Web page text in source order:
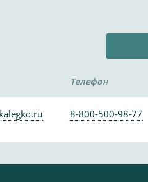
Телефон
8-800-500-98-77